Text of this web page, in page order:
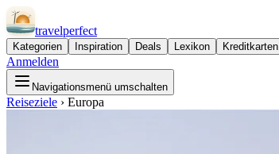
travelperfect
Kategorien Inspiration Deals Lexikon Kreditkarten
Anmelden
Navigationsmenü umschalten
Reiseziele › Europa